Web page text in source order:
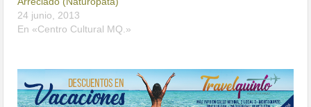
24 junio, 2013
En «Centro Cultural MQ.»